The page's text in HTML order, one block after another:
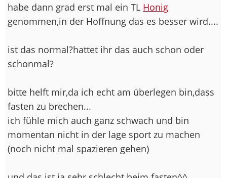
habe dann grad erst mal ein TL Honig
genommen,in der Hoffnung das es besser wird....
ist das normal?hattet ihr das auch schon oder
schonmal?
bitte helft mir,da ich echt am überlegen bin,dass
fasten zu brechen...
ich fühle mich auch ganz schwach und bin
momentan nicht in der lage sport zu machen
(noch nicht mal spazieren gehen)